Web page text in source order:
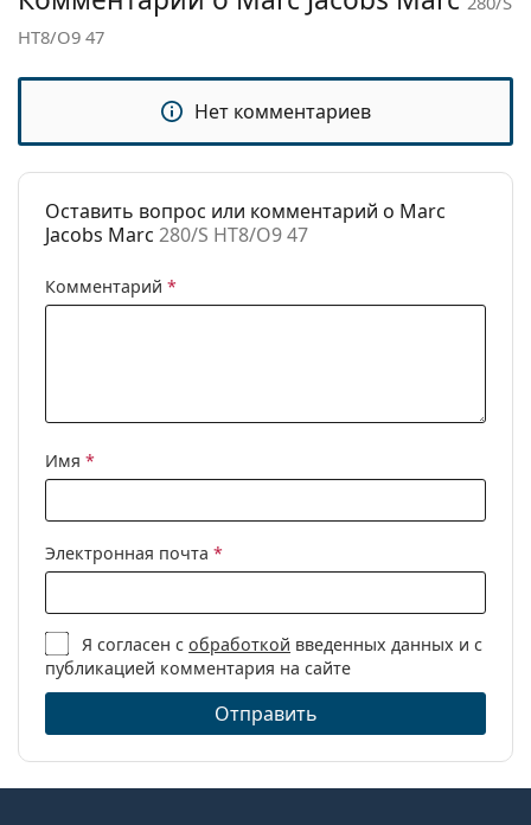
Категория:
Бренд:
Marc Jacobs
Использование:
Мода
HT8/O9 47
Нет комментариев
Оставить вопрос или комментарий о Marc
Jacobs Marc 280/S HT8/O9 47
Комментарий *
Имя *
Электронная почта *
Я согласен собработкой введенных данных и с
публикацией комментария на сайте
Отправить